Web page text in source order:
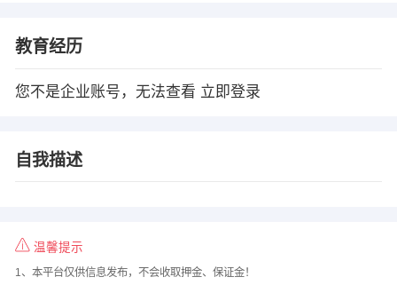
教育经历
您不是企业账号，无法查看 立即登录
自我描述
温馨提示
1、本平台仅供信息发布，不会收取押金、保证金！